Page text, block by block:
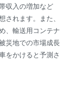
収入の増加など
されます。また、
、輸送用コンテナ
災地での市場成長
をかけると予測さ